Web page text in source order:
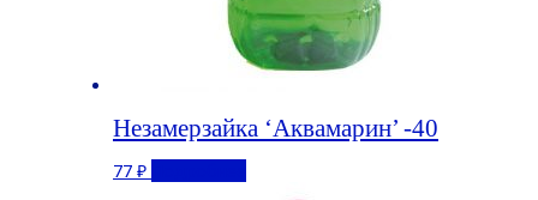
Незамерзайка ‘Аквамарин’ -40
77 ₽